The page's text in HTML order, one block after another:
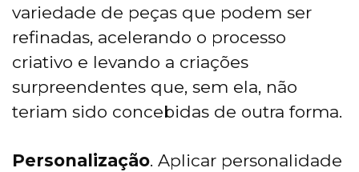
variedade de peças que podem ser
refinadas, acelerando o processo
criativo e levando a criações
surpreendentes que, sem ela, não
teriam sido concebidas de outra forma.
Personalização. Aplicar personalidade